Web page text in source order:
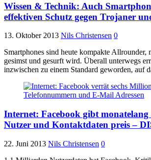
Wissen & Technik: Auch
effektiven Schutz gegen Trojaner
13. Oktober 2013 Nils Christensen 0
Smartphones sind heute kompakte Allrounder,
gesimst und gesurft wird. Überall unterwegs
inzwischen zu einem Standard geworden, auf
Internet: Facebook gibt monatelang
Nutzer und Kontaktdaten preis –
22. Juni 2013 Nils Christensen 0